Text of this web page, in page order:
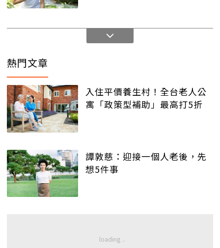
熱門文章
入住平價養生村！全台老人公
寓「政策型補助」最高打5折
譚敦慈：迎接一個人老後，先
想5件事